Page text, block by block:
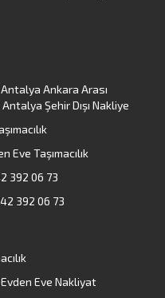
Ankara Arası
Şehir Dışı Nakliye
Taşımacılık
392 06 73
392 06 73
Eve Nakliyat